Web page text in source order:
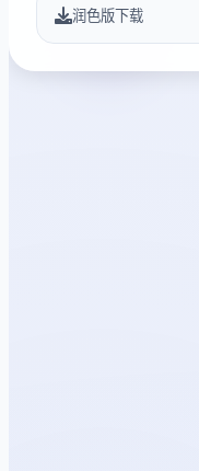
润色版下载